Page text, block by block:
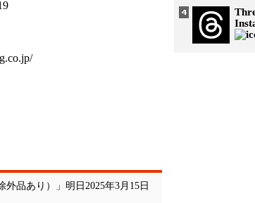
品あり）」明日2025年3月15日